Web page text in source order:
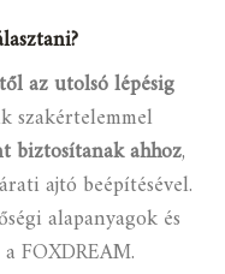
az utolsó lépésig
szakértelemmel
biztosítanak ahhoz,
ajtó beépítésével.
alapanyagok és
FOXDREAM.